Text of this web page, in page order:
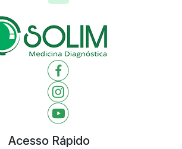
Acesso Rápido